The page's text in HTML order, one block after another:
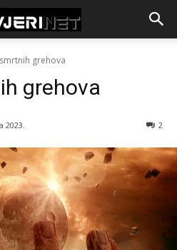
grehova
grehova
2023. 2